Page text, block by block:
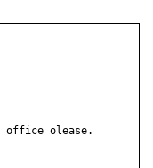
office olease.